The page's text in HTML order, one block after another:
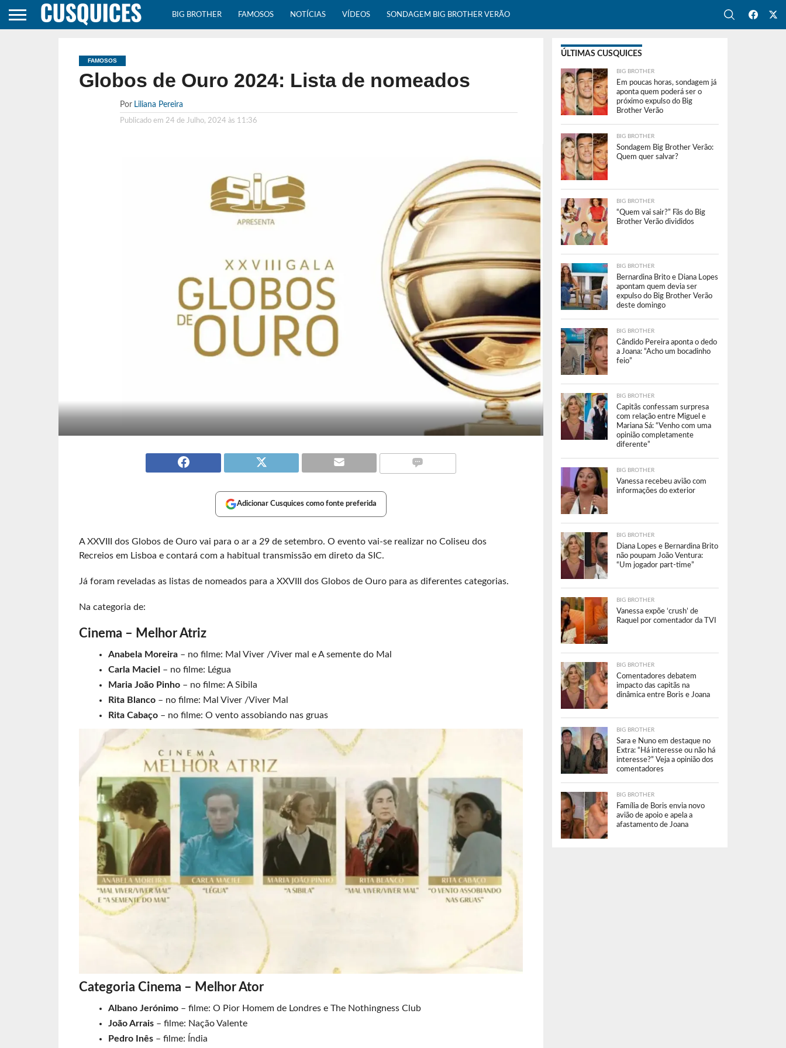
BIG BROTHER FAMOSOS NOTÍCIAS VÍDEOS SONDAGEM BIG BROTHER VERÃO
FAMOSOS
Globos de Ouro 2024: Lista de nomeados
Por Liliana Pereira
Publicado em 24 de Julho, 2024 às 11:36
Adicionar Cusquices como fonte preferida
A XXVIII dos Globos de Ouro vai para o ar a 29 de setembro. O evento vai-se realizar no Coliseu dos
Recreios em Lisboa e contará com a habitual transmissão em direto da SIC.
Já foram reveladas as listas de nomeados para a XXVIII dos Globos de Ouro para as diferentes categorias.
Na categoria de:
Cinema – Melhor Atriz
Anabela Moreira– no filme: Mal Viver /Viver mal e A semente do Mal
Carla Maciel
– no filme: Légua
Maria João Pinho– no filme: A Sibila
Rita Blanco – no filme: Mal Viver /Viver Mal
Rita Cabaço– no filme: O vento assobiando nas gruas
Categoria Cinema – Melhor Ator
Albano Jerónimo– filme: O Pior Homem de Londres e The Nothingness Club
João Arrais – filme: Nação Valente
Pedro Inês – filme: Índia
ÚLTIMAS CUSQUICES
BIG BROTHER
Em poucas horas, sondagem já
aponta quem poderá ser o
próximo expulso do Big
Brother Verão
BIG BROTHER
Sondagem Big Brother Verão:
Quem quer salvar?
BIG BROTHER
“Quem vai sair?” Fãs do Big
Brother Verão divididos
BIG BROTHER
Bernardina Brito e Diana Lopes
apontam quem devia ser
expulso do Big Brother Verão
deste domingo
BIG BROTHER
Cândido Pereira aponta o dedo
a Joana: “Acho um bocadinho
feio”
BIG BROTHER
Capitãs confessam surpresa
com relação entre Miguel e
Mariana Sá: “Venho com uma
opinião completamente
diferente”
BIG BROTHER
Vanessa recebeu avião com
informações do exterior
BIG BROTHER
Diana Lopes e Bernardina Brito
não poupam João Ventura:
“Um jogador part-time”
BIG BROTHER
Vanessa expõe ‘crush’ de
Raquel por comentador da TVI
BIG BROTHER
Comentadores debatem
impacto das capitãs na
dinâmica entre Boris e Joana
BIG BROTHER
Sara e Nuno em destaque no
Extra: “Há interesse ou não há
interesse?” Veja a opinião dos
comentadores
BIG BROTHER
Família de Boris envia novo
avião de apoio e apela a
afastamento de Joana